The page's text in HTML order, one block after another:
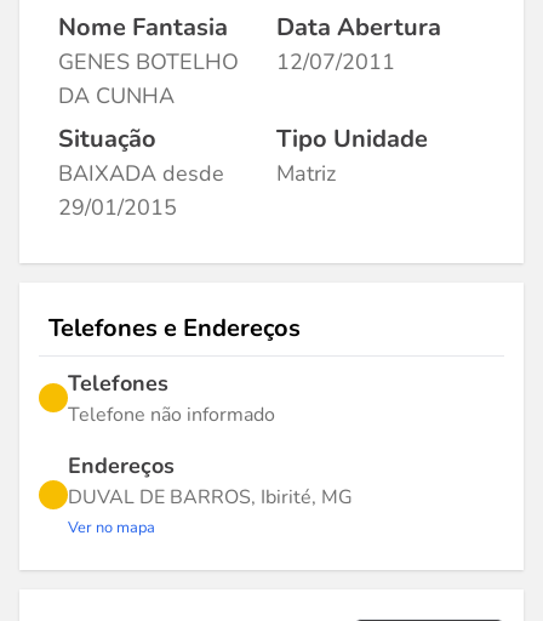
Nome Fantasia
GENES BOTELHO
DA CUNHA
Data Abertura
12/07/2011
Situação
BAIXADA desde
29/01/2015
Tipo Unidade
Matriz
Telefones e Endereços
Telefones
Telefone não informado
Endereços
DUVAL DE BARROS, Ibirité, MG
Ver no mapa